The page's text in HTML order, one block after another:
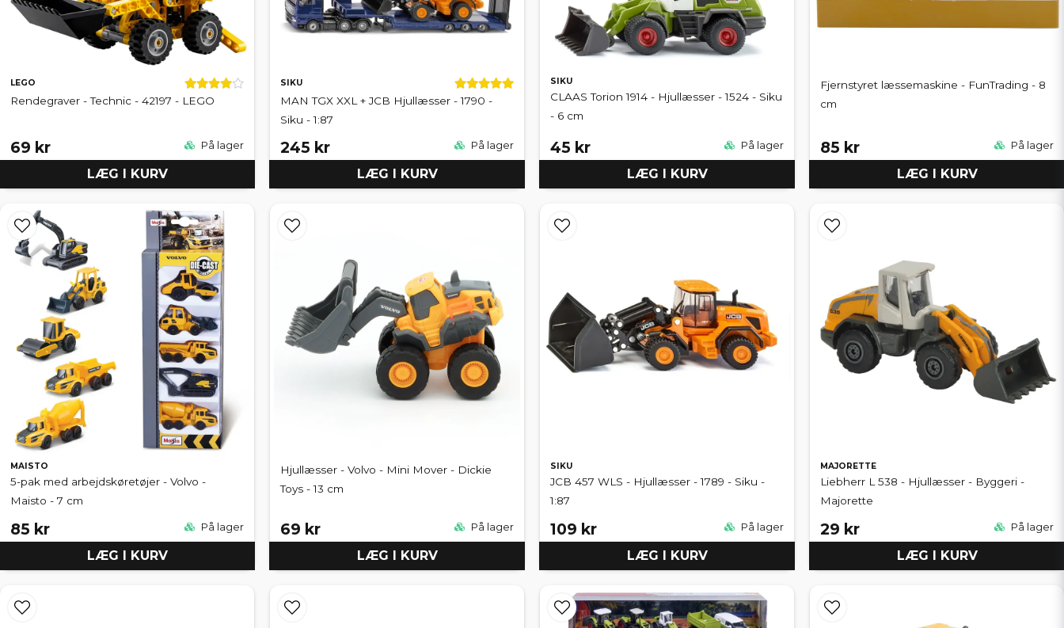
LEGO
Rendegraver - Technic - 42197 - LEGO
69 kr På lager
LÆG I KURV
SIKU
MAN TGX XXL + JCB Hjullæsser - 1790 -
Siku - 1:87
245 kr På lager
LÆG I KURV
SIKU
CLAAS Torion 1914 - Hjullæsser - 1524 - Siku
- 6 cm
45 kr På lager
LÆG I KURV
Fjernstyret læssemaskine - FunTrading - 8
cm
85 kr På lager
LÆG I KURV
MAISTO
5-pak med arbejdskøretøjer - Volvo -
Maisto - 7 cm
85 kr På lager
LÆG I KURV
Hjullæsser - Volvo - Mini Mover - Dickie
Toys - 13 cm
69 kr På lager
LÆG I KURV
SIKU
JCB 457 WLS - Hjullæsser - 1789 - Siku -
1:87
109 kr På lager
LÆG I KURV
MAJORETTE
Liebherr L 538 - Hjullæsser - Byggeri -
Majorette
29 kr På lager
LÆG I KURV